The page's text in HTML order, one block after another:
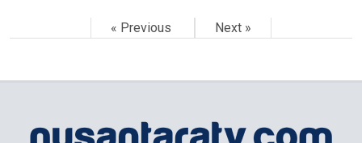
« Previous Next »